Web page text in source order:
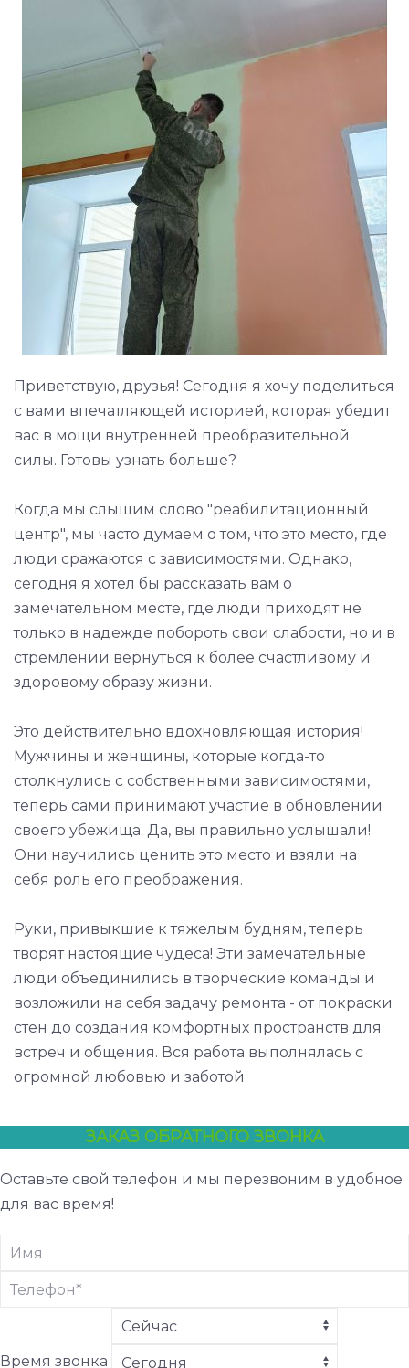
Приветствую, друзья! Сегодня я хочу поделиться
с вами впечатляющей историей, которая убедит
вас в мощи внутренней преобразительной
силы. Готовы узнать больше?
Когда мы слышим слово "реабилитационный
центр", мы часто думаем о том, что это место, где
люди сражаются с зависимостями. Однако,
сегодня я хотел бы рассказать вам о
замечательном месте, где люди приходят не
только в надежде побороть свои слабости, но и в
стремлении вернуться к более счастливому и
здоровому образу жизни.
Это действительно вдохновляющая история!
Мужчины и женщины, которые когда-то
столкнулись с собственными зависимостями,
теперь сами принимают участие в обновлении
своего убежища. Да, вы правильно услышали!
Они научились ценить это место и взяли на
себя роль его преображения.
Руки, привыкшие к тяжелым будням, теперь
творят настоящие чудеса! Эти замечательные
люди объединились в творческие команды и
возложили на себя задачу ремонта - от покраски
стен до создания комфортных пространств для
встреч и общения. Вся работа выполнялась с
огромной любовью и заботой
ЗАКАЗ ОБРАТНОГО ЗВОНКА
Оставьте свой телефон и мы перезвоним в удобное
для вас время!
Время звонка